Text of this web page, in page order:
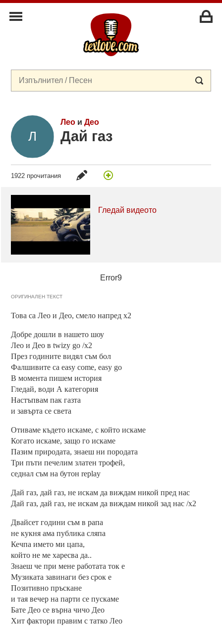
Леои Део
Дай газ
1922 прочитания
Гледай видеото
Error9
ОРИГИНАЛЕН ТЕКСТ
Това са Лео и Део, смело напред х2
Добре дошли в нашето шоу
Лео и Део в twizy go /х2
През годините видял съм бол
Фалшивите са easy come, easy go
В момента пишем история
Гледай, води А категория
Настъпвам пак газта
и завърта се света
Отиваме където искаме, с който искаме
Когато искаме, защо го искаме
Пазим природата, знаеш ни породата
Три пъти печелим златен трофей,
седнал съм на бутон replay
Дай газ, дай газ, не искам да виждам никой пред нас
Дай газ, дай газ, не искам да виждам никой зад нас /х2
Двайсет години съм в рапа
не кукня ама публика сляпа
Кечпа името ми цапа,
който не ме харесва да..
Знаеш че при мене работата ток е
Музиката завинаги без срок е
Позитивно пръскане
и тая вечер на парти се пускаме
Бате Део се върна чичо Део
Хит фактори правим с татко Лео